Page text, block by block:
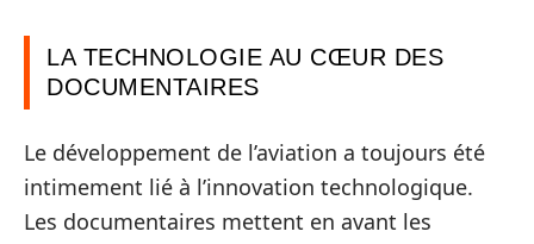
LA TECHNOLOGIE AU CŒUR DES
DOCUMENTAIRES
Le développement de l’aviation a toujours été
intimement lié à l’innovation technologique.
Les documentaires mettent en avant les